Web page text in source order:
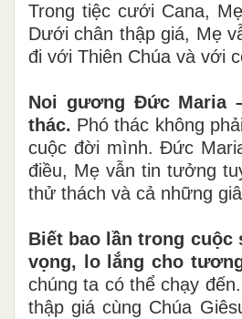
Trong tiệc cưới Cana,
Dưới chân thập giá, Mẹ
đi với Thiên Chúa và với
Noi gương Đức Maria
thác. Phó thác không
cuộc đời mình. Đức
điều, Mẹ vẫn tin tưởng
thử thách và cả những
Biết bao lần trong cuộc
vọng, lo lắng cho
chúng ta có thể chạy
thập giá cùng Chúa